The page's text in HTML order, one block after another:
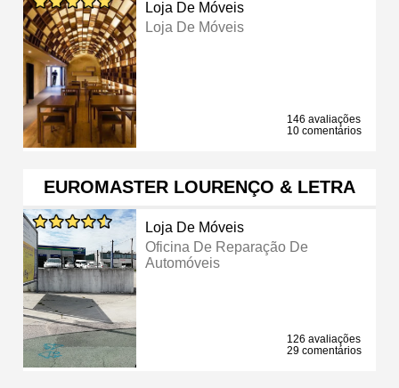
Loja De Móveis
Loja De Móveis
146 avaliações
10 comentários
EUROMASTER LOURENÇO & LETRA
Loja De Móveis
Oficina De Reparação De
Automóveis
126 avaliações
29 comentários